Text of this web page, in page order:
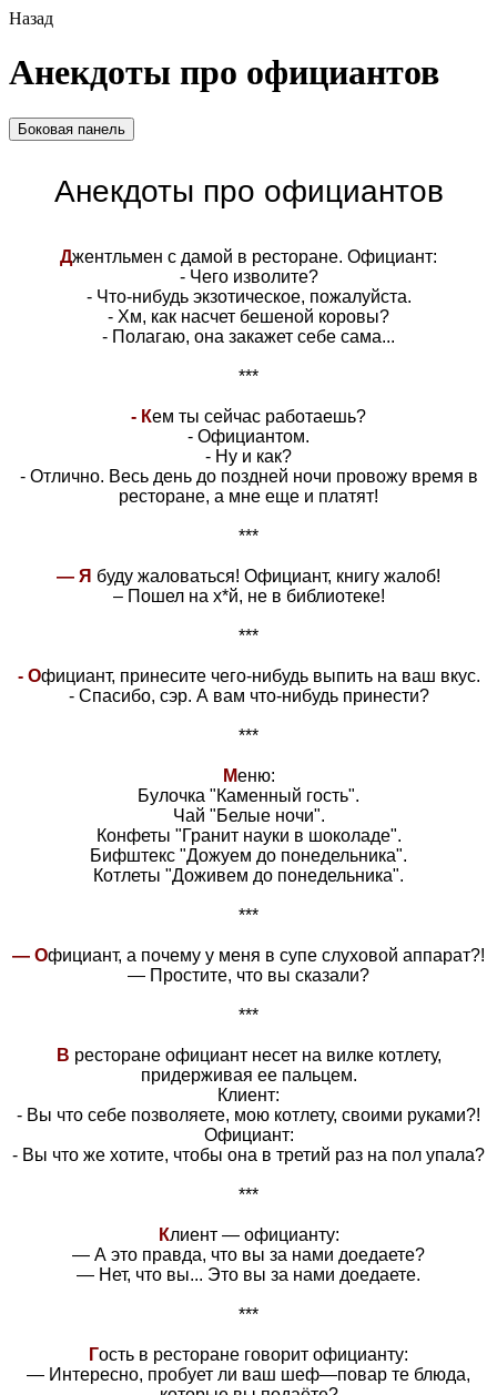
Назад
Анекдоты про официантов
Боковая панель
Анекдоты про официантов
Джентльмен с дамой в ресторане. Официант:
- Чего изволите?
- Что-нибудь экзотическое, пожалуйста.
- Хм, как насчет бешеной коровы?
- Полагаю, она закажет себе сама...
***
- Кем ты сейчас работаешь?
- Официантом.
- Ну и как?
- Отлично. Весь день до поздней ночи провожу время в
ресторане, а мне еще и платят!
***
— Я буду жаловаться! Официант, книгу жалоб!
– Пошел на х*й, не в библиотеке!
***
- Официант, принесите чего-нибудь выпить на ваш вкус.
- Спасибо, сэр. А вам что-нибудь принести?
***
Меню:
Булочка "Каменный гость".
Чай "Белые ночи".
Конфеты "Гранит науки в шоколаде".
Бифштекс "Дожуем до понедельника".
Котлеты "Доживем до понедельника".
***
— Официант, а почему у меня в супе слуховой аппарат?!
— Простите, что вы сказали?
***
В ресторане официант несет на вилке котлету,
придерживая ее пальцем.
Клиент:
- Вы что себе позволяете, мою котлету, своими руками?!
Официант:
- Вы что же хотите, чтобы она в третий раз на пол упала?
***
Клиент — официанту:
— А это правда, что вы за нами доедаете?
— Нет, что вы... Это вы за нами доедаете.
***
Гость в ресторане говорит официанту:
— Интересно, пробует ли ваш шеф—повар те блюда,